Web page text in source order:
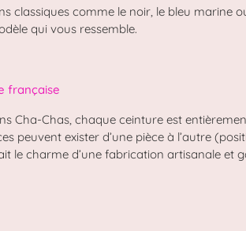
classiques comme le noir, le bleu marine
qui vous ressemble.
française
Cha-Chas, chaque ceinture est
peuvent exister d’une pièce à l’autre
le charme d’une fabrication artisanale et